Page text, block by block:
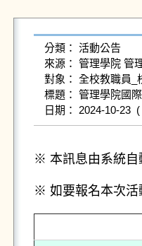
分類： 活動公告
來源： 管理學院 管
對象： 全校教職員_
標題： 管理學院國
※ 本訊息由系統自
※ 如要報名本次活